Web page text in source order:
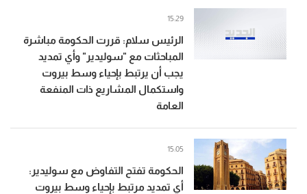
الرئيس سلام: قررت الحكومة مباشرة
المباحثات مع "سوليدير" وأي تمديد
يجب أن يرتبط بإحياء وسط بيروت
واستكمال المشاريع ذات المنفعة
العامة
15:29
الحكومة تفتح التفاوض مع سوليدير:
أي تمديد مرتبط بإحياء وسط بيروت
15:05